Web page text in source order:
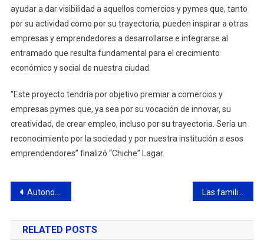
ayudar a dar visibilidad a aquellos comercios y pymes que, tanto
por su actividad como por su trayectoria, pueden inspirar a otras
empresas y emprendedores a desarrollarse e integrarse al
entramado que resulta fundamental para el crecimiento
económico y social de nuestra ciudad.
“Este proyecto tendría por objetivo premiar a comercios y
empresas pymes que, ya sea por su vocación de innovar, su
creatividad, de crear empleo, incluso por su trayectoria. Sería un
reconocimiento por la sociedad y por nuestra institución a esos
emprendendores” finalizó “Chiche” Lagar.
Navegación
de
entradas
Autonomía municipal y cartas orgánicas Las familias campanenses disfrutaron del Festival Solidario organizado por el Turco Yamil Dora
RELATED POSTS